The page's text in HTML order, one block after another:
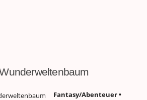
Fantasy/Abenteuer •